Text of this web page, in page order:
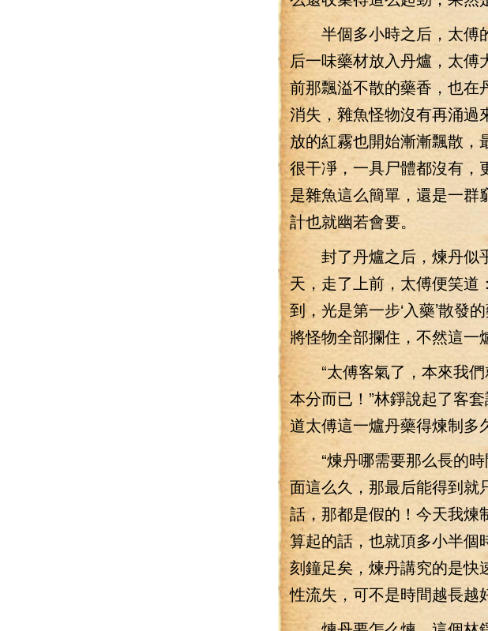
半個多小時之后，太傅
后一味藥材放入丹爐，太傅
前那飄溢不散的藥香，也在
消失，雜魚怪物沒有再涌過
放的紅霧也開始漸漸飄散，
很干凈，一具尸體都沒有，
是雜魚這么簡單，還是一
計也就幽若會要。
封了丹爐之后，煉丹似
天，走了上前，太傅便笑道
到，光是第一步‘入藥’散發
將怪物全部攔住，不然這一
“太傅客氣了，本來我們
本分而已！”林錚說起了客
道太傅這一爐丹藥得煉制多
“煉丹哪需要那么長的時
面這么久，那最后能得到就
話，那都是假的！今天我煉
算起的話，也就頂多小半個
刻鐘足矣，煉丹講究的是快
性流失，可不是時間越長越